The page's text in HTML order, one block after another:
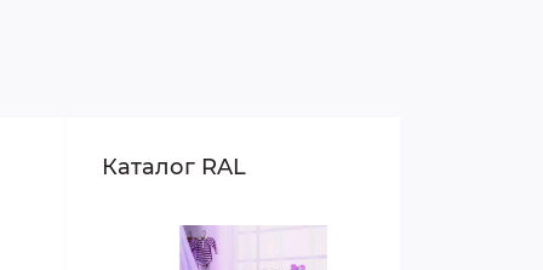
Каталог RAL